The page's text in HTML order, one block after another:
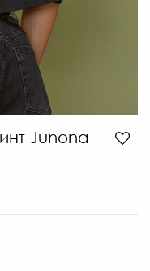
Junona